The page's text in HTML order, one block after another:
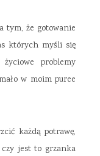
tym, że gotowanie
których myśli się
życiowe problemy
w moim puree
każdą potrawę,
jest to grzanka